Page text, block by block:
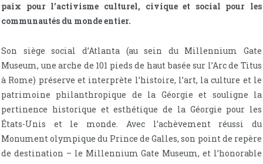
paix pour l’activisme culturel, civique et social pour les
communautés du monde entier.
Son siège social d’Atlanta (au sein du Millennium Gate
Museum, une arche de 101 pieds de haut basée sur l’Arc de Titus
à Rome) préserve et interprète l’histoire, l’art, la culture et le
patrimoine philanthropique de la Géorgie et souligne la
pertinence historique et esthétique de la Géorgie pour les
États-Unis et le monde. Avec l’achèvement réussi du
Monument olympique du Prince de Galles, son point de repère
de destination – le Millennium Gate Museum, et l’honorable